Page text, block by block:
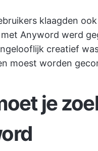
klaagden
Anyword werd
creatief
moest worden
je